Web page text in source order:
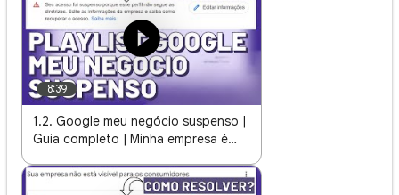
8:39
1.2. Google meu negócio suspenso |
Guia completo | Minha empresa é